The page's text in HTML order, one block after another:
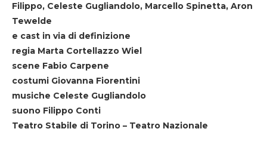
Filippo, Celeste Gugliandolo, Marcello Spinetta, Aron
Tewelde
e cast in via di definizione
regia Marta Cortellazzo Wiel
scene Fabio Carpene
costumi Giovanna Fiorentini
musiche Celeste Gugliandolo
suono Filippo Conti
Teatro Stabile di Torino – Teatro Nazionale